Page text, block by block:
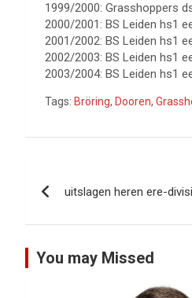
1999/2000: Grasshoppers
2000/2001: BS Leiden hs1
2001/2002: BS Leiden hs1
2002/2003: BS Leiden hs1
2003/2004: BS Leiden hs1
Tags: Bröring, Dooren,
navigatie
uitslagen heren ere-
You may Missed